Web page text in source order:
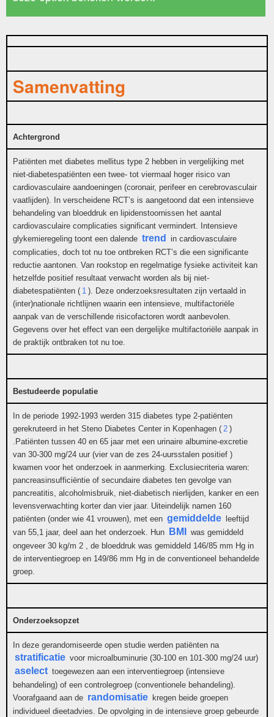
Samenvatting
Achtergrond
Patiënten met diabetes mellitus type 2 hebben in vergelijking met
niet-diabetespatiënten een twee- tot viermaal hoger risico van
cardiovasculaire aandoeningen (coronair, perifeer en cerebrovasculair
vaatlijden). In verscheidene RCT’s is aangetoond dat een intensieve
behandeling van bloeddruk en lipidenstoornissen het aantal
cardiovasculaire complicaties significant vermindert. Intensieve
glykemieregeling toont een dalende trend
in cardiovasculaire
complicaties, doch tot nu toe ontbreken RCT’s die een significante
reductie aantonen. Van rookstop en regelmatige fysieke activiteit kan
hetzelfde positief resultaat verwacht worden als bij niet-
diabetespatiënten ( 1 ). Deze onderzoeksresultaten zijn vertaald in
(inter)nationale richtlijnen waarin een intensieve, multifactoriële
aanpak van de verschillende risicofactoren wordt aanbevolen.
Gegevens over het effect van een dergelijke multifactoriële aanpak in
de praktijk ontbraken tot nu toe.
Bestudeerde populatie
In de periode 1992-1993 werden 315 diabetes type 2-patiënten
gerekruteerd in het Steno Diabetes Center in Kopenhagen ( 2 )
.Patiënten tussen 40 en 65 jaar met een urinaire albumine-excretie
van 30-300 mg/24 uur (vier van de zes 24-uursstalen positief )
kwamen voor het onderzoek in aanmerking. Exclusiecriteria waren:
pancreasinsufficiëntie of secundaire diabetes ten gevolge van
pancreatitis, alcoholmisbruik, niet-diabetisch nierlijden, kanker en een
levensverwachting korter dan vier jaar. Uiteindelijk namen 160
patiënten (onder wie 41 vrouwen), met een gemiddelde
leeftijd
van 55,1 jaar, deel aan het onderzoek. Hun
BMI
was gemiddeld
ongeveer 30 kg/m 2 , de bloeddruk was gemiddeld 146/85 mm Hg in
de interventiegroep en 149/86 mm Hg in de conventioneel behandelde
groep.
Onderzoeksopzet
In deze gerandomiseerde open studie werden patiënten na
stratificatie voor microalbuminurie (30-100 en 101-300 mg/24 uur)
aselect toegewezen aan een interventiegroep (intensieve
behandeling) of een controlegroep (conventionele behandeling).
Voorafgaand aan de randomisatie
kregen beide groepen
individueel dieetadvies. De opvolging in de intensieve groep gebeurde